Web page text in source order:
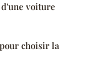
voiture
choisir la